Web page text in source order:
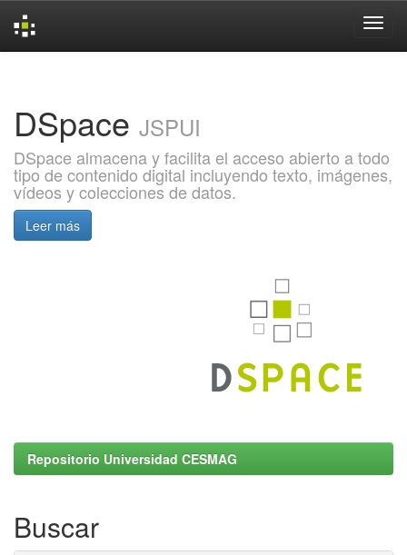
DSpace JSPUI
DSpace almacena y facilita el acceso abierto a todo
tipo de contenido digital incluyendo texto, imágenes,
vídeos y colecciones de datos.
Leer más
Repositorio Universidad CESMAG
Buscar